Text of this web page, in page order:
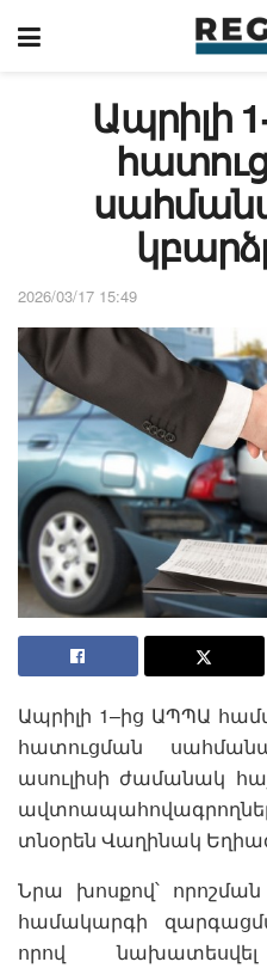
Ապրիլի
2026/03/17 15:49
Ապրիլի 1–ից ԱՊՊԱ
հատուցման
ասուլիսի ժամանակ
տնօրեն Վաղինակ
Նրա խոսքով՝
համակարգի
որով